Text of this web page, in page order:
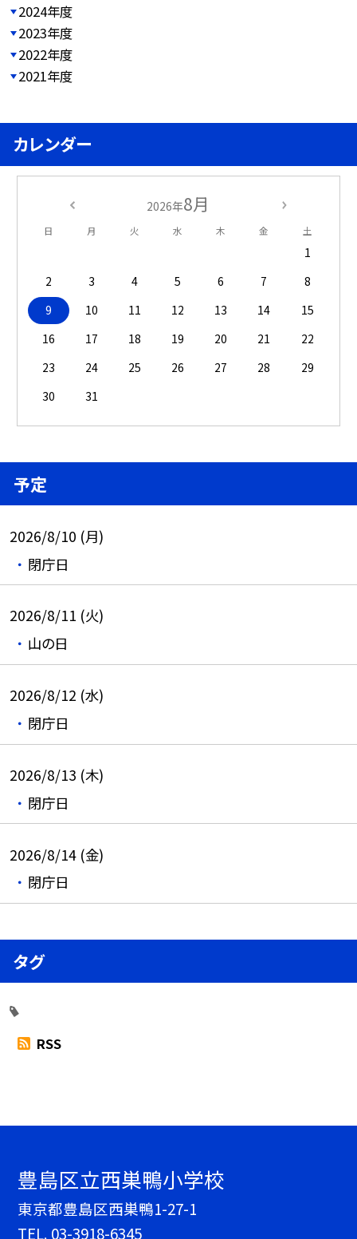
2024年度
2023年度
2022年度
2021年度
カレンダー
2026年8月
日 月 火 水 木 金 土
1
2
3 4 5 6 7
8
9
10 11 12 13 14
15
16
17 18 19 20 21
22
23
24 25 26 27 28
29
30
31
予定
2026/8/10 (月)
閉庁日
2026/8/11 (火)
山の日
2026/8/12 (水)
閉庁日
2026/8/13 (木)
閉庁日
2026/8/14 (金)
閉庁日
タグ
RSS
豊島区立西巣鴨小学校
東京都豊島区西巣鴨1-27-1
TEL. 03-3918-6345